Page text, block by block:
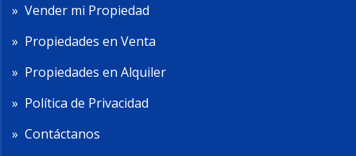
» Vender mi Propiedad
» Propiedades en Venta
» Propiedades en Alquiler
» Política de Privacidad
» Contáctanos